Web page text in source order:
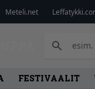
Meteli.net
FESTIVAALIT